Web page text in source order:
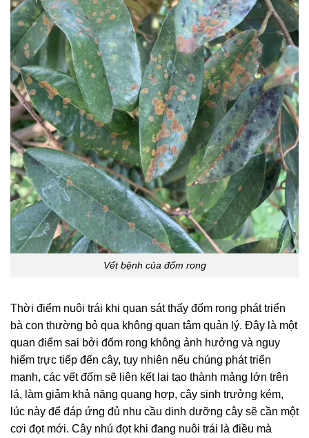
Vết bệnh của đốm rong
Thời điểm nuôi trái khi quan sát thấy đốm rong phát triển
bà con thường bỏ qua không quan tâm quản lý. Đây là một
quan điểm sai bởi đốm rong không ảnh hưởng và nguy
hiểm trực tiếp đến cây, tuy nhiên nếu chúng phát triển
mạnh, các vết đốm sẽ liên kết lại tạo thành mảng lớn trên
lá, làm giảm khả năng quang hợp, cây sinh trưởng kém,
lúc này để đáp ứng đủ nhu cầu dinh dưỡng cây sẽ cần một
cơi đọt mới. Cây nhú đọt khi đang nuôi trái là điều mà